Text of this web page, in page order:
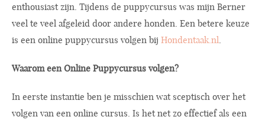
enthousiast zijn. Tijdens de puppycursus was mijn Berner
veel te veel afgeleid door andere honden. Een betere keuze
is een online puppycursus volgen bij Hondentaak.nl
Waarom een Online Puppycursus volgen?
In eerste instantie ben je misschien wat sceptisch over het
volgen van een online cursus. Is het net zo effectief als een